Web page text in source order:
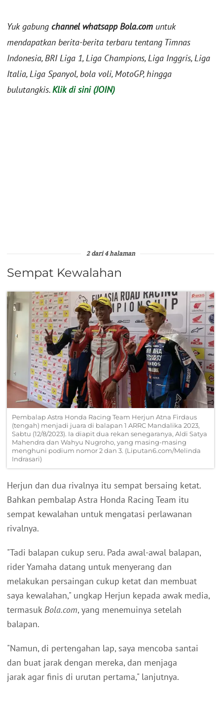
Yuk gabung channel whatsapp Bola.com untuk
mendapatkan berita-berita terbaru tentang Timnas
Indonesia, BRI Liga 1, Liga Champions, Liga Inggris, Liga
Italia, Liga Spanyol, bola voli, MotoGP, hingga
bulutangkis.Klik di sini (JOIN)
2 dari 4 halaman
Sempat Kewalahan
Pembalap Astra Honda Racing Team Herjun Atna Firdaus
(tengah) menjadi juara di balapan 1 ARRC Mandalika 2023,
Sabtu (12/8/2023). Ia diapit dua rekan senegaranya, Aldi Satya
Mahendra dan Wahyu Nugroho, yang masing-masing
menghuni podium nomor 2 dan 3. (Liputan6.com/Melinda
Indrasari)
Herjun dan dua rivalnya itu sempat bersaing ketat.
Bahkan pembalap Astra Honda Racing Team itu
sempat kewalahan untuk mengatasi perlawanan
rivalnya.
"Tadi balapan cukup seru. Pada awal-awal balapan,
rider Yamaha datang untuk menyerang dan
melakukan persaingan cukup ketat dan membuat
saya kewalahan," ungkap Herjun kepada awak media,
termasuk Bola.com, yang menemuinya setelah
balapan.
"Namun, di pertengahan lap, saya mencoba santai
dan buat jarak dengan mereka, dan menjaga
jarak agar finis di urutan pertama," lanjutnya.